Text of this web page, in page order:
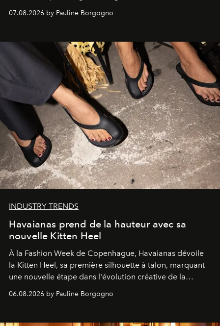
d'exception composent un véritable voyage sensoriel.
07.08.2026 by Pauline Borgogno
INDUSTRY TRENDS
Havaianas prend de la hauteur avec sa
nouvelle Kitten Heel
À la Fashion Week de Copenhague, Havaianas dévoile
la Kitten Heel, sa première silhouette à talon, marquant
une nouvelle étape dans l'évolution créative de la
06.08.2026 by Pauline Borgogno